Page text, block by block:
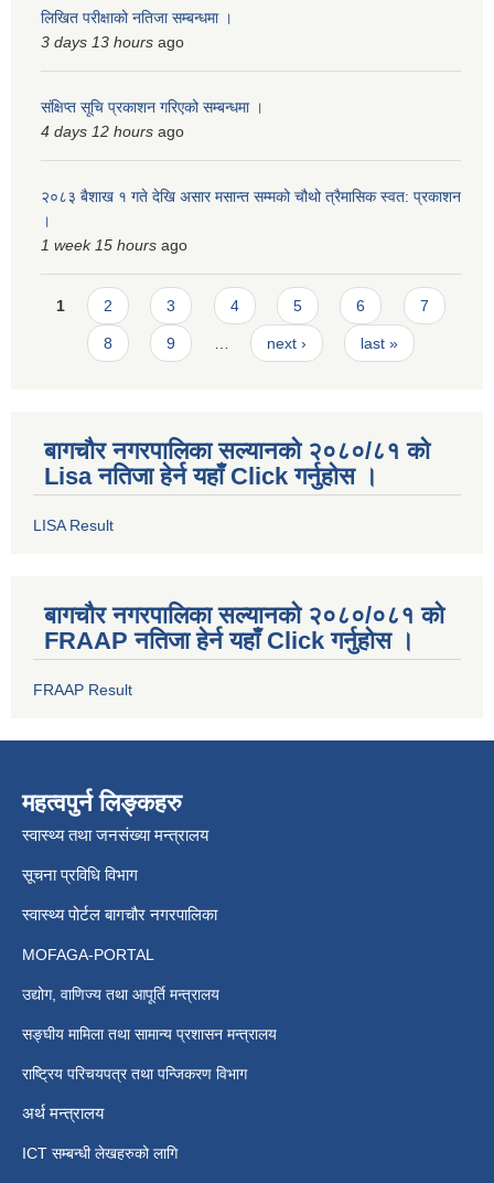
लिखित परीक्षाको नतिजा सम्बन्धमा ।
3 days 13 hours ago
संक्षिप्त सूचि प्रकाशन गरिएको सम्बन्धमा ।
4 days 12 hours ago
२०८३ बैशाख १ गते देखि असार मसान्त सम्मको चौथो त्रैमासिक स्वत: प्रकाशन
।
1 week 15 hours ago
Pages
1 2 3 4 5 6 7
8 9 next › last »
बागचौर नगरपालिका सल्यानको २०८०/८१ को
Lisa नतिजा हेर्न यहाँ Click गर्नुहोस ।
LISA Result
बागचौर नगरपालिका सल्यानको २०८०/०८१ को
FRAAP नतिजा हेर्न यहाँ Click गर्नुहोस ।
FRAAP Result
महत्वपुर्न लिङ्कहरु
स्वास्थ्य तथा जनसंख्या मन्त्रालय
सूचना प्रविधि विभाग
स्वास्थ्य पोर्टल बागचौर नगरपालिका
MOFAGA-PORTAL
उद्योग, वाणिज्य तथा आपूर्ति मन्त्रालय
सङ्घीय मामिला तथा सामान्य प्रशासन मन्त्रालय
राष्ट्रिय परिचयपत्र तथा पन्जिकरण विभाग
अर्थ मन्त्रालय
ICT सम्बन्धी लेखहरुको लागि